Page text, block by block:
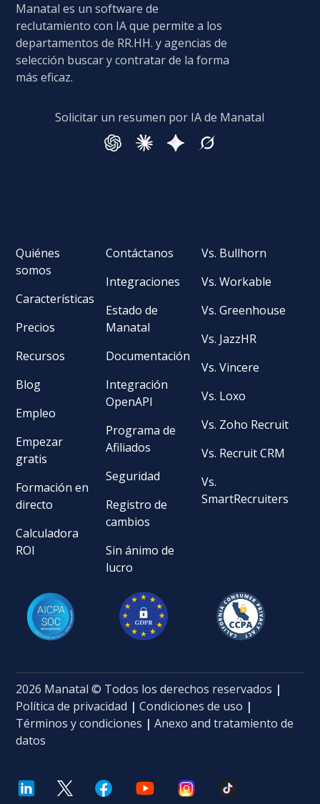
Manatal es un software de
reclutamiento con IA que permite a los
departamentos de RR.HH. y agencias de
selección buscar y contratar de la forma
más eficaz.
Solicitar un resumen por IA de Manatal
Quiénes
somos
Características
Precios
Recursos
Blog
Empleo
Empezar
gratis
Formación en
directo
Calculadora
ROI
Contáctanos
Integraciones
Estado de
Manatal
Documentación
Integración
OpenAPI
Programa de
Afiliados
Seguridad
Registro de
cambios
Sin ánimo de
lucro
Vs. Bullhorn
Vs. Workable
Vs. Greenhouse
Vs. JazzHR
Vs. Vincere
Vs. Loxo
Vs. Zoho Recruit
Vs. Recruit CRM
Vs.
SmartRecruiters
2026 Manatal © Todos los derechos reservados |
Política de privacidad |Condiciones de uso |
Términos y condiciones | Anexo and tratamiento de
datos